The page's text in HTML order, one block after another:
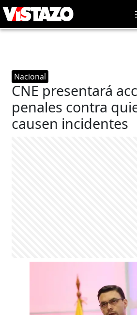
Nacional
CNE presentará
penales contra
causen incidentes